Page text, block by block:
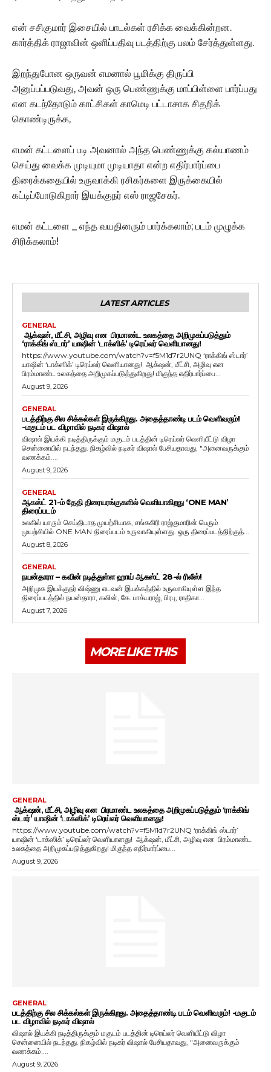
என் சசிகுமார் இசையில் பாடல்கள் ரசிக்க வைக்கின்றன.
கார்த்திக் ராஜாவின் ஒளிப்பதிவு படத்திற்கு பலம் சேர்த்துள்ளது.
இறந்துபோன ஒருவன் எமனால் பூமிக்கு திருப்பி
அனுப்பப்படுவது, அவன் ஒரு பெண்ணுக்கு மாப்பிள்ளை பார்ப்பது
என கடந்தோடும் காட்சிகள் காமெடி பட்டாசாக சிதறிக்
கொண்டிருக்க,
எமன் கட்டளைப் படி அவனால் அந்த பெண்ணுக்கு கல்யாணம்
செய்து வைக்க முடியுமா முடியாதா என்ற எதிர்பார்ப்பை
திரைக்கதையில் உருவாக்கி ரசிகர்களை இருக்கையில்
கட்டிப்போடுகிறார் இயக்குநர் எஸ் ராஜசேகர்.
எமன் கட்டளை _ எந்த வயதினரும் பார்க்கலாம்; படம் முழுக்க
சிரிக்கலாம்!
LATEST ARTICLES
GENERAL
ஆக்‌ஷன், மீட்சி, அழிவு என பிரமாண்ட உலகத்தை அறிமுகப்படுத்தும்
‘ராக்கிங் ஸ்டார்’ யாஷின் ‘டாக்ஸிக்’ டிரெய்லர் வெளியானது!
https://www.youtube.com/watch?v=f5M1d7r2UNQ ‘ராக்கிங் ஸ்டார்’
யாஷின் ‘டாக்ஸிக்’ டிரெய்லர் வெளியானது! ஆக்‌ஷன், மீட்சி, அழிவு என
பிரம்மாண்ட உலகத்தை அறிமுகப்படுத்துகிறது! மிகுந்த எதிர்பார்ப்பை...
August 9, 2026
GENERAL
படத்திற்கு சில சிக்கல்கள் இருக்கிறது. அதைத்தாண்டி படம் வெளிவரும்!
-மகுடம் பட விழாவில் நடிகர் விஷால்
விஷால் இயக்கி நடித்திருக்கும் மகுடம் படத்தின் டிரெய்லர் வெளியீட்டு விழா
சென்னையில் நடந்தது. நிகழ்வில் நடிகர் விஷால் பேசியதாவது, "அனைவருக்கும்
வணக்கம்....
August 9, 2026
GENERAL
ஆகஸ்ட் 21-ம் தேதி திரையரங்குகளில் வெளியாகிறது ‘ONE MAN’
திரைப்படம்
உலகில் யாரும் செய்திடாத முயற்சியாக, சங்ககிரி ராஜ்குமாரின் பெரும்
முயற்சியில் ONE MAN திரைப்படம் உருவாகியுள்ளது. ஒரு திரைப்படத்திற்குத்...
August 8, 2026
GENERAL
நயன்தாரா – கவின் நடித்துள்ள ஹாய் ஆகஸ்ட் 28-ல் ரிலீஸ்!
அறிமுக இயக்குநர் விஷ்ணு எடவன் இயக்கத்தில் உருவாகியுள்ள இந்த
திரைப்படத்தில் நயன்தாரா, கவின், கே. பாக்யராஜ், பிரபு, ராதிகா...
August 7, 2026
MORE LIKE THIS
GENERAL
ஆக்‌ஷன், மீட்சி, அழிவு என பிரமாண்ட உலகத்தை அறிமுகப்படுத்தும் ‘ராக்கிங்
ஸ்டார்’ யாஷின் ‘டாக்ஸிக்’ டிரெய்லர் வெளியானது!
https://www.youtube.com/watch?v=f5M1d7r2UNQ ‘ராக்கிங் ஸ்டார்’
யாஷின் ‘டாக்ஸிக்’ டிரெய்லர் வெளியானது! ஆக்‌ஷன், மீட்சி, அழிவு என பிரம்மாண்ட
உலகத்தை அறிமுகப்படுத்துகிறது! மிகுந்த எதிர்பார்ப்பை...
August 9, 2026
GENERAL
படத்திற்கு சில சிக்கல்கள் இருக்கிறது. அதைத்தாண்டி படம் வெளிவரும்! -மகுடம்
பட விழாவில் நடிகர் விஷால்
விஷால் இயக்கி நடித்திருக்கும் மகுடம் படத்தின் டிரெய்லர் வெளியீட்டு விழா
சென்னையில் நடந்தது. நிகழ்வில் நடிகர் விஷால் பேசியதாவது, "அனைவருக்கும்
வணக்கம்....
August 9, 2026